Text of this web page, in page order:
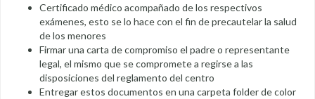
Certificado médico acompañado de los respectivos
exámenes, esto se lo hace con el fin de precautelar la salud
de los menores
Firmar una carta de compromiso el padre o representante
legal, el mismo que se compromete a regirse a las
disposiciones del reglamento del centro
Entregar estos documentos en una carpeta folder de color